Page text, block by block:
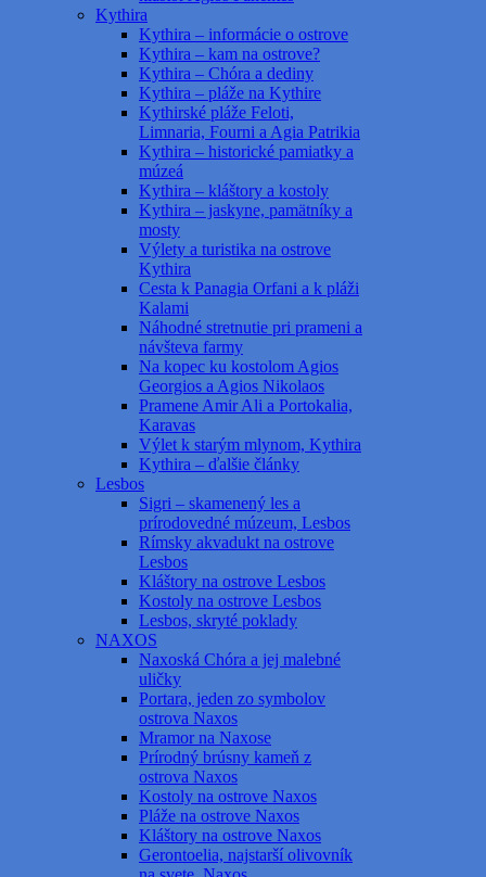
Kythira
Kythira – informácie o ostrove
Kythira – kam na ostrove?
Kythira – Chóra a dediny
Kythira – pláže na Kythire
Kythirské pláže Feloti,
Limnaria, Fourni a Agia Patrikia
Kythira – historické pamiatky a
múzeá
Kythira – kláštory a kostoly
Kythira – jaskyne, pamätníky a
mosty
Výlety a turistika na ostrove
Kythira
Cesta k Panagia Orfani a k pláži
Kalami
Náhodné stretnutie pri prameni a
návšteva farmy
Na kopec ku kostolom Agios
Georgios a Agios Nikolaos
Pramene Amir Ali a Portokalia,
Karavas
Výlet k starým mlynom, Kythira
Kythira – ďalšie články
Lesbos
Sigri – skamenený les a
prírodovedné múzeum, Lesbos
Rímsky akvadukt na ostrove
Lesbos
Kláštory na ostrove Lesbos
Kostoly na ostrove Lesbos
Lesbos, skryté poklady
NAXOS
Naxoská Chóra a jej malebné
uličky
Portara, jeden zo symbolov
ostrova Naxos
Mramor na Naxose
Prírodný brúsny kameň z
ostrova Naxos
Kostoly na ostrove Naxos
Pláže na ostrove Naxos
Kláštory na ostrove Naxos
Gerontoelia, najstarší olivovník